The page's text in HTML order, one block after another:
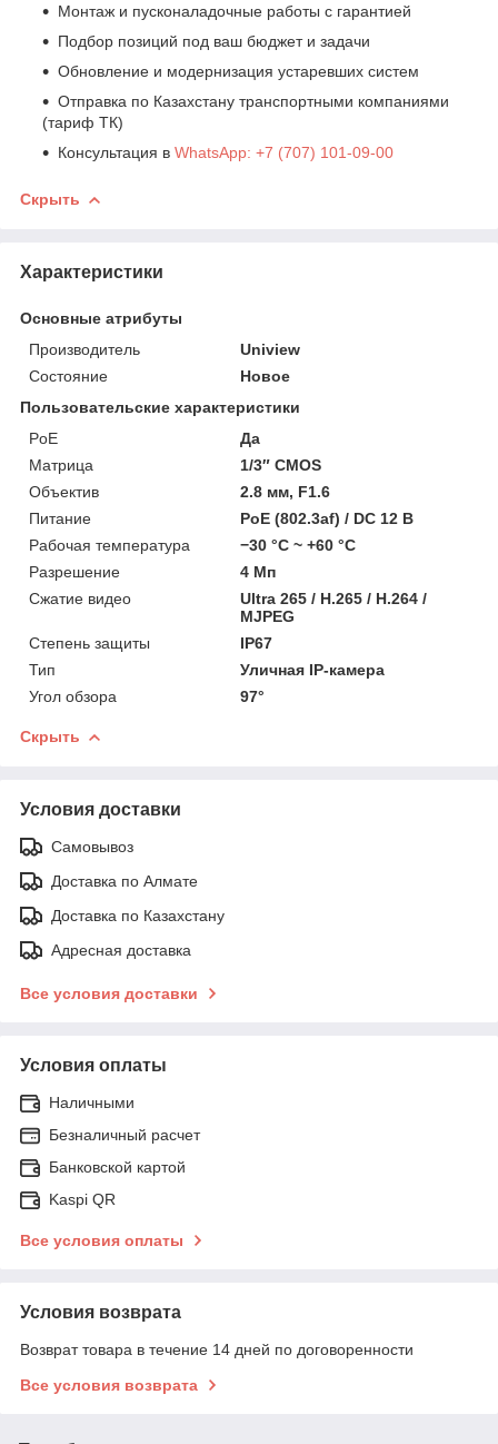
Монтаж и пусконаладочные работы с гарантией
Подбор позиций под ваш бюджет и задачи
Обновление и модернизация устаревших систем
Отправка по Казахстану транспортными компаниями
(тариф ТК)
Консультация в WhatsApp: +7 (707) 101-09-00
Скрыть
Характеристики
Основные атрибуты
Производитель
Uniview
Состояние
Новое
Пользовательские характеристики
PoE
Да
Матрица
1/3″ CMOS
Объектив
2.8 мм, F1.6
Питание
PoE (802.3af) / DC 12 В
Рабочая температура
−30 °C ~ +60 °C
Разрешение
4 Мп
Сжатие видео
Ultra 265 / H.265 / H.264 /
MJPEG
Степень защиты
IP67
Тип
Уличная IP-камера
Угол обзора
97°
Скрыть
Условия доставки
Самовывоз
Доставка по Алмате
Доставка по Казахстану
Адресная доставка
Все условия доставки
Условия оплаты
Наличными
Безналичный расчет
Банковской картой
Kaspi QR
Все условия оплаты
Условия возврата
Возврат товара в течение 14 дней по договоренности
Все условия возврата